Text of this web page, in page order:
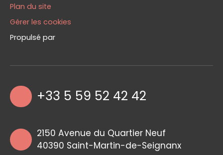
Plan du site
Gérer les cookies
Propulsé par
+33 5 59 52 42 42
2150 Avenue du Quartier Neuf
40390 Saint-Martin-de-Seignanx